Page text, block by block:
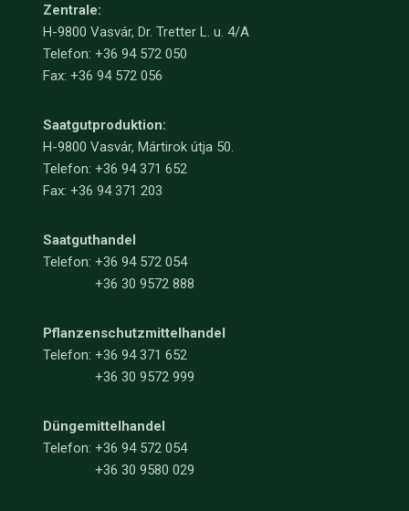
Zentrale:
H-9800 Vasvár, Dr. Tretter L. u. 4/A
Telefon: +36 94 572 050
Fax: +36 94 572 056
Saatgutproduktion:
H-9800 Vasvár, Mártirok útja 50.
Telefon: +36 94 371 652
Fax: +36 94 371 203
Saatguthandel
Telefon: +36 94 572 054
+36 30 9572 888
Pflanzenschutzmittelhandel
Telefon: +36 94 371 652
+36 30 9572 999
Düngemittelhandel
Telefon: +36 94 572 054
+36 30 9580 029